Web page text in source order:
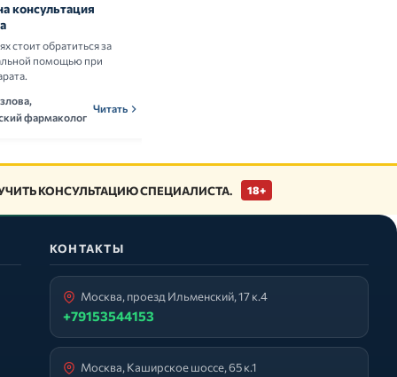
консультация
стоит обратиться за
помощью при
фармаколог
Читать
КОНСУЛЬТАЦИЮ СПЕЦИАЛИСТА. 18+
КОНТАКТЫ
Москва, проезд Ильменский, 17 к.4
+79153544153
Москва, Каширское шоссе, 65 к.1